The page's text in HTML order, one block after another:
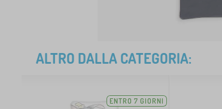
ALTRO DALLA CATEGORIA:
ENTRO 7 GIORNI